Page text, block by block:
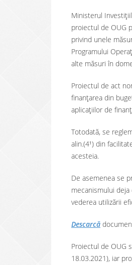
Ministerul
proiectul de OUG
privind unele
Programului
alte măsuri în
Proiectul de act
finanțarea din
aplicațiilor de
Totodată, se
alin.(4¹) din
acesteia.
De asemenea se
mecanismului
vederea utilizării
Descarcă
Proiectul de OUG
18.03.2021), iar